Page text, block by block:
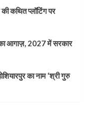
कथित प्लॉटिंग पर
का आगाज़, 2027 में सरकार
का नाम ‘श्री गुरु